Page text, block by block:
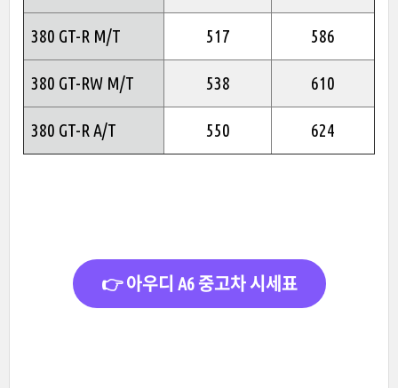
380 GT-R M/T 517 586
380 GT-RW M/T 538 610
380 GT-R A/T 550 624
👉 아우디 A6 중고차 시세표